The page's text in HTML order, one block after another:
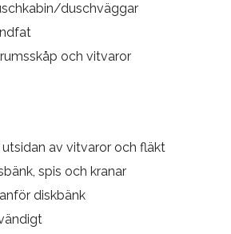
duschväggar
och vitvaror
utsidan av vitvaror och fläkt
spis och kranar
diskbänk